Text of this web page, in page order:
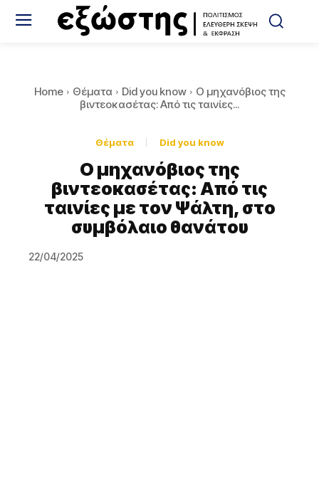
Home Θέματα Did you know
Ο μηχανόβιος της
βιντεοκασέτας: Από τις ταινίες...
Θέματα Did you know
Ο μηχανόβιος της
βιντεοκασέτας: Από τις
ταινίες με τον Ψάλτη, στο
συμβόλαιο θανάτου
22/04/2025